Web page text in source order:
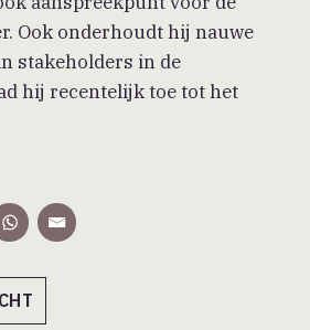
Ook onderhoudt hij nauwe
stakeholders in de
hij recentelijk toe tot het